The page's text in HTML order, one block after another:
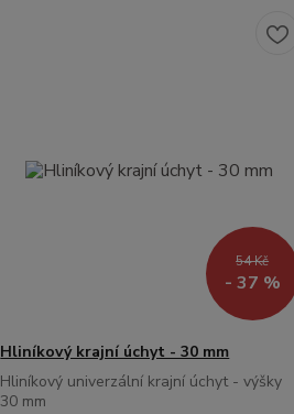
54 Kč
- 37 %
Hliníkový krajní úchyt - 30 mm
Hliníkový univerzální krajní úchyt - výšky
30 mm